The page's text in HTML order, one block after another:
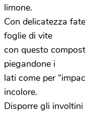
limone.
Con delicatezza
foglie di vite
con questo
piegandone i
lati come per
incolore.
Disporre gli